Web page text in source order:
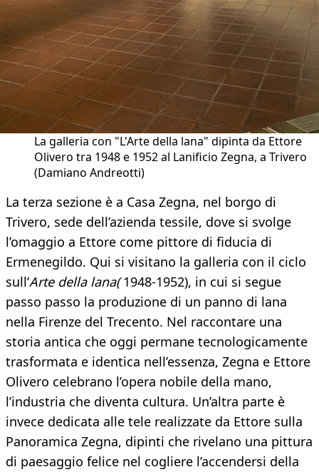
La galleria con "L'Arte della lana" dipinta da Ettore
Olivero tra 1948 e 1952 al Lanificio Zegna, a Trivero
(Damiano Andreotti)
La terza sezione è a Casa Zegna, nel borgo di
Trivero, sede dell’azienda tessile, dove si svolge
l’omaggio a Ettore come pittore di fiducia di
Ermenegildo. Qui si visitano la galleria con il ciclo
sull’Arte della lana(1948-1952), in cui si segue
passo passo la produzione di un panno di lana
nella Firenze del Trecento. Nel raccontare una
storia antica che oggi permane tecnologicamente
trasformata e identica nell’essenza, Zegna e Ettore
Olivero celebrano l’opera nobile della mano,
l’industria che diventa cultura. Un’altra parte è
invece dedicata alle tele realizzate da Ettore sulla
Panoramica Zegna, dipinti che rivelano una pittura
di paesaggio felice nel cogliere l’accendersi della